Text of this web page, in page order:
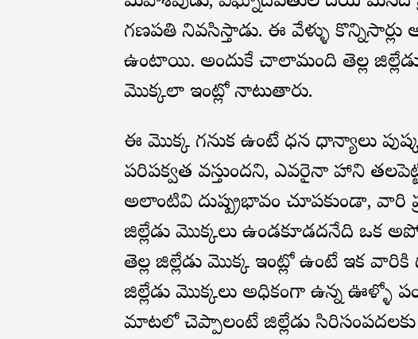
గణపతి నివసిస్తాడు. ఈ వేళ్ళు
ఉంటాయి. అందుకే చాలామంది తెల్ల
మొక్కలా ఇంట్లో నాటుతారు.
ఈ మొక్క గనుక ఉంటే ధన ధాన్యాలు
పరిపక్వత వస్తుందని, ఎవరైనా హాని
అలాంటివి దుష్ప్రభావం చూపకుండా,
జిల్లేడు మొక్కలు ఉండకూడదనేది ఒక
తెల్ల జిల్లేడు మొక్క ఇంట్లో ఉంటే ఇక
జిల్లేడు మొక్కలు అధికంగా ఉన్న ఊళ్ళో
మాటలో చెప్పాలంటే జిల్లేడు సిరిసంపదలకు